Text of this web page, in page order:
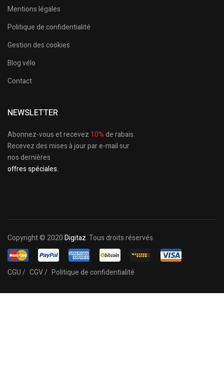
Mentions légales
Politique de confidentialité
Gestion des cookies
Blog vélo
Contact
NEWSLETTER
Abonnez-vous et recevez 10%de rabais.
Recevez des mises à jour par e-mail sur
nos dernières
offres spéciales.
Copyright © 2020Digitaz. Tous droits réservés.
CGU / CGV / Politique de confidentialité